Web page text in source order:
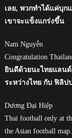
เลย, พวกทำได้แค่บุก
เขาจะแข็งแกร่งขึ้น
Nam Nguyễn
Congratulation
ยินดีด้วยนะไทยแลน
ระหว่างไทย กับ ฟิลิป
Dương Đại Hiệp
Thai football only at
the Asian football map.